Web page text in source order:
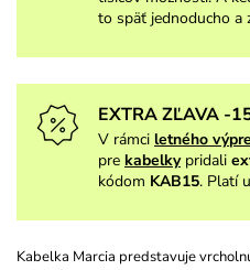
to späť jednoducho a
EXTRA ZĽAVA -
V rámci letného
pre kabelky pridali
kódom KAB15. Platí
Kabelka Marcia predstavuje